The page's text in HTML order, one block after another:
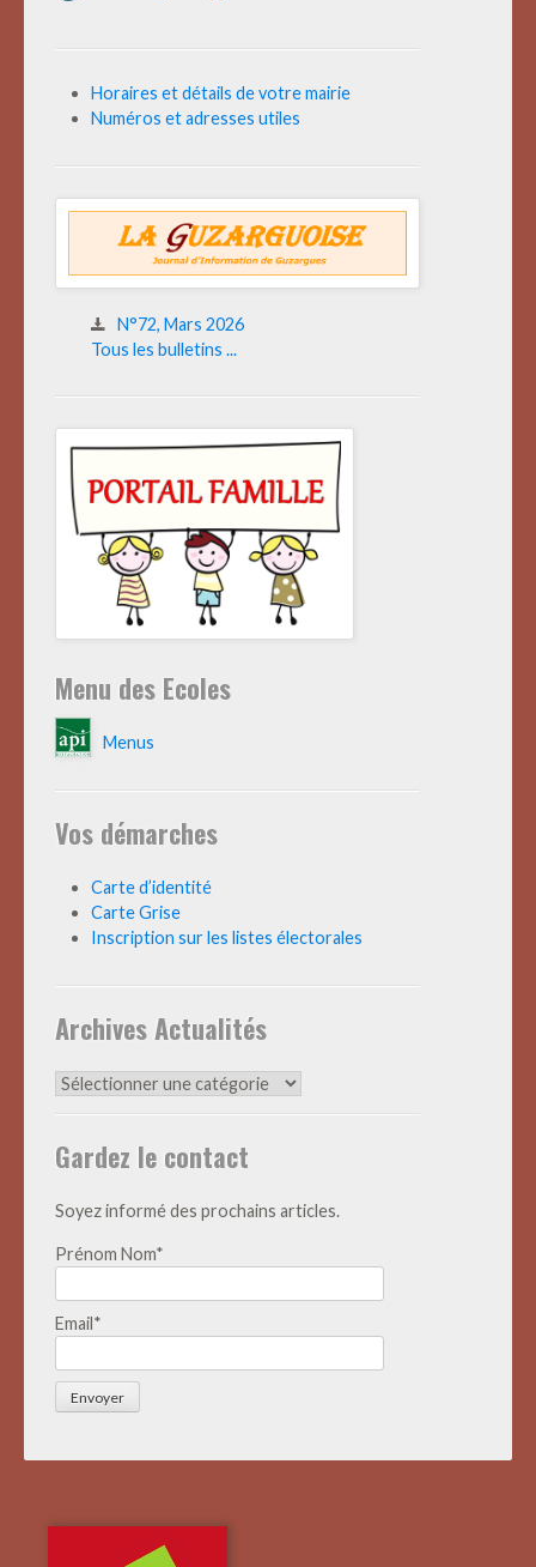
Horaires et détails de votre mairie
Numéros et adresses utiles
N°72, Mars 2026
Tous les bulletins ...
Menu des Ecoles
Menus
Vos démarches
Carte d’identité
Carte Grise
Inscription sur les listes électorales
Archives Actualités
Archives
Gardez le contact
Soyez informé des prochains articles.
Prénom Nom*
Email*